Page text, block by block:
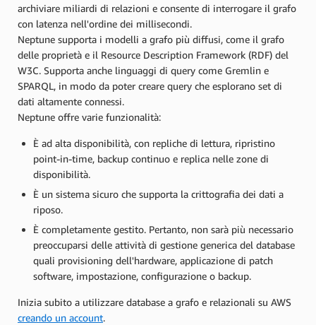
archiviare miliardi di relazioni e consente di interrogare il grafo
con latenza nell'ordine dei millisecondi.
Neptune supporta i modelli a grafo più diffusi, come il grafo
delle proprietà e il Resource Description Framework (RDF) del
W3C. Supporta anche linguaggi di query come Gremlin e
SPARQL, in modo da poter creare query che esplorano set di
dati altamente connessi.
Neptune offre varie funzionalità:
È ad alta disponibilità, con repliche di lettura, ripristino
point-in-time, backup continuo e replica nelle zone di
disponibilità.
È un sistema sicuro che supporta la crittografia dei dati a
riposo.
È completamente gestito. Pertanto, non sarà più necessario
preoccuparsi delle attività di gestione generica del database
quali provisioning dell'hardware, applicazione di patch
software, impostazione, configurazione o backup.
Inizia subito a utilizzare database a grafo e relazionali su AWS
creando un account.